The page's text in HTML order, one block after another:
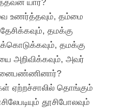
உணர்த்தவும், தம்மை
தமக்கு
தமக்கு
அறிவிக்கவும், அவர்
ஏற்றச்சாலில் தொங்கும்
தூசிபோலவும்